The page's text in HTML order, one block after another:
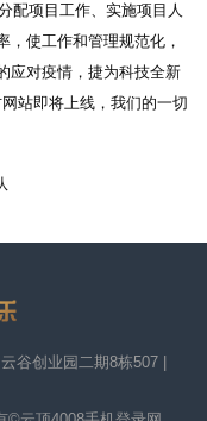
配项目工作、实施项目人
，使工作和管理规范化，
应对疫情，捷为科技全新
站即将上线，我们的一切
谷创业园二期8栋507 |